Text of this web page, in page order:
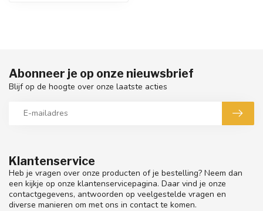
Klantenservice
Heb je vragen over onze producten of je bestelling? Neem dan
een kijkje op onze klantenservicepagina. Daar vind je onze
contactgegevens, antwoorden op veelgestelde vragen en
diverse manieren om met ons in contact te komen.
Abonneer je op onze nieuwsbrief
Blijf op de hoogte over onze laatste acties